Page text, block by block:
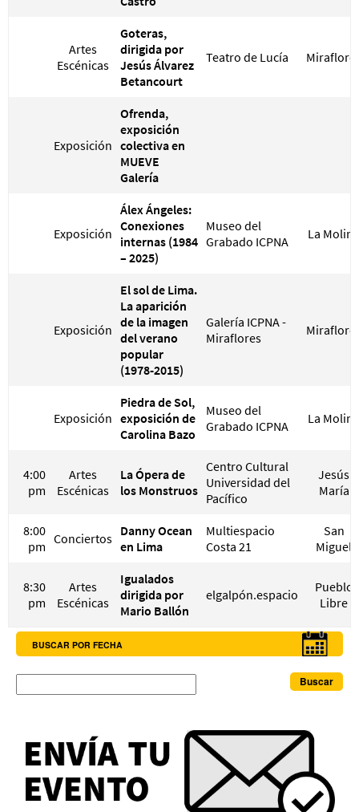
Artes
Escénicas
Goteras,
dirigida por
Jesús Álvarez
Betancourt
Teatro de Lucía
Exposición
Ofrenda,
exposición
colectiva en
MUEVE
Galería
Exposición
Álex Ángeles:
Conexiones
internas (1984
– 2025)
Museo del
Grabado ICPNA
La Molina
Exposición
El sol de Lima.
La aparición
de la imagen
del verano
popular
(1978-2015)
Galería ICPNA -
Miraflores
Exposición
Piedra de Sol,
exposición de
Carolina Bazo
Museo del
Grabado ICPNA
La Molina
4:00
pm
Artes
Escénicas
La Ópera de
los Monstruos
Centro Cultural
Universidad del
Pacífico
Jesús
María
8:00
pm Conciertos Danny Ocean
en Lima
Multiespacio
Costa 21
San
Miguel
8:30
pm
Artes
Escénicas
Igualados
dirigida por
Mario Ballón
elgalpón.espacio
Pueblo
Libre
BUSCAR POR FECHA